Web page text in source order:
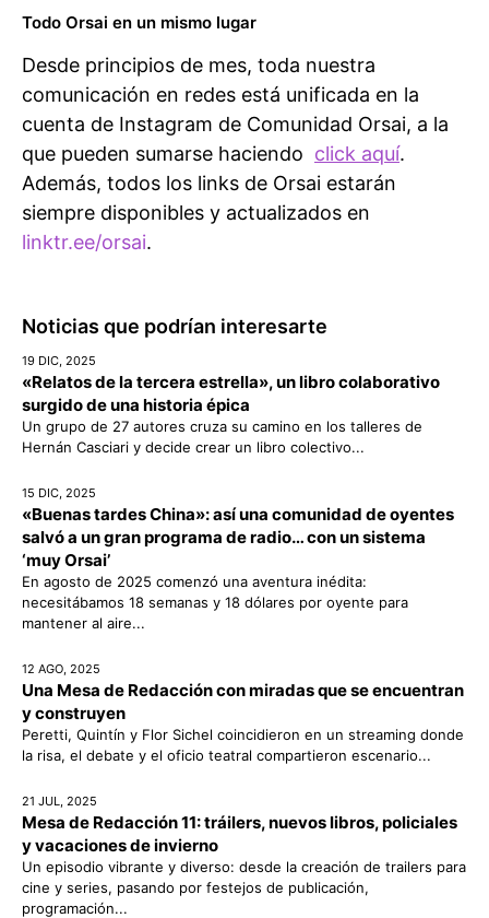
Todo Orsai en un mismo lugar
Desde principios de mes, toda nuestra
comunicación en redes está unificada en la
cuenta de Instagram de Comunidad Orsai, a la
que pueden sumarse haciendo click aquí.
Además, todos los links de Orsai estarán
siempre disponibles y actualizados en
linktr.ee/orsai.
Noticias que podrían interesarte
19 DIC, 2025
«Relatos de la tercera estrella», un libro colaborativo
surgido de una historia épica
Un grupo de 27 autores cruza su camino en los talleres de
Hernán Casciari y decide crear un libro colectivo...
15 DIC, 2025
«Buenas tardes China»: así una comunidad de oyentes
salvó a un gran programa de radio… con un sistema
‘muy Orsai’
En agosto de 2025 comenzó una aventura inédita:
necesitábamos 18 semanas y 18 dólares por oyente para
mantener al aire...
12 AGO, 2025
Una Mesa de Redacción con miradas que se encuentran
y construyen
Peretti, Quintín y Flor Sichel coincidieron en un streaming donde
la risa, el debate y el oficio teatral compartieron escenario...
21 JUL, 2025
Mesa de Redacción 11: tráilers, nuevos libros, policiales
y vacaciones de invierno
Un episodio vibrante y diverso: desde la creación de trailers para
cine y series, pasando por festejos de publicación,
programación...